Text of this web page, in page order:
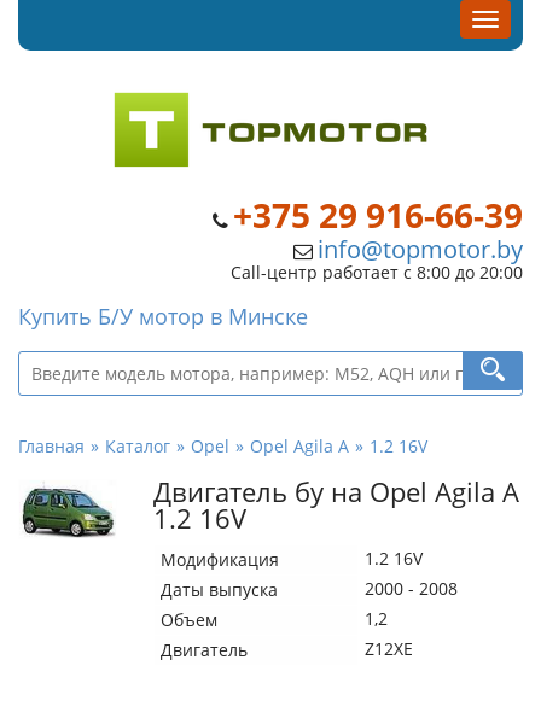
+375 29 916-66-39
info@topmotor.by
Call-центр работает с 8:00 до 20:00
Купить Б/У мотор в Минске
Главная Каталог Opel Opel Agila A 1.2 16V
Двигатель бу на Opel Agila A
1.2 16V
Модификация
1.2 16V
Даты выпуска
2000 - 2008
Объем
1,2
Двигатель
Z12XE